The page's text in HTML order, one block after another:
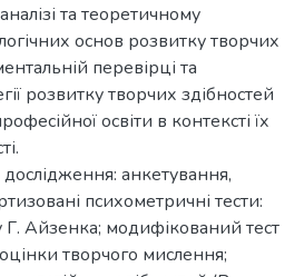
та теоретичному
основ розвитку творчих
перевірці та
розвитку творчих здібностей
освіти в контексті їх
анкетування,
психометричні тести:
Г. Айзенка; модифікований тест
творчого мислення;